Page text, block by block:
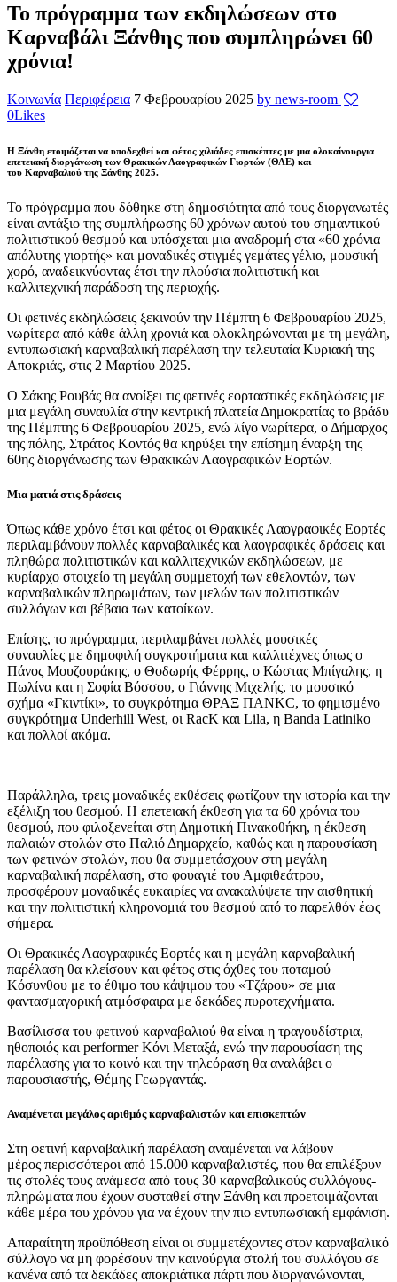
Το πρόγραμμα των εκδηλώσεων στο
Καρναβάλι Ξάνθης που συμπληρώνει 60
χρόνια!
Κοινωνία Περιφέρεια 7 Φεβρουαρίου 2025 by news-room
0Likes
Η Ξάνθη ετοιμάζεται να υποδεχθεί και φέτος χιλιάδες επισκέπτες με μια ολοκαίνουργια
επετειακή διοργάνωση των Θρακικών Λαογραφικών Γιορτών (ΘΛΕ) και
του Καρναβαλιού της Ξάνθης 2025.
Το πρόγραμμα που δόθηκε στη δημοσιότητα από τους διοργανωτές
είναι αντάξιο της συμπλήρωσης 60 χρόνων αυτού του σημαντικού
πολιτιστικού θεσμού και υπόσχεται μια αναδρομή στα «60 χρόνια
απόλυτης γιορτής» και μοναδικές στιγμές γεμάτες γέλιο, μουσική
χορό, αναδεικνύοντας έτσι την πλούσια πολιτιστική και
καλλιτεχνική παράδοση της περιοχής.
Οι φετινές εκδηλώσεις ξεκινούν την Πέμπτη 6 Φεβρουαρίου 2025,
νωρίτερα από κάθε άλλη χρονιά και ολοκληρώνονται με τη μεγάλη,
εντυπωσιακή καρναβαλική παρέλαση την τελευταία Κυριακή της
Αποκριάς, στις 2 Μαρτίου 2025.
Ο Σάκης Ρουβάς θα ανοίξει τις φετινές εορταστικές εκδηλώσεις με
μια μεγάλη συναυλία στην κεντρική πλατεία Δημοκρατίας το βράδυ
της Πέμπτης 6 Φεβρουαρίου 2025, ενώ λίγο νωρίτερα, ο Δήμαρχος
της πόλης, Στράτος Κοντός θα κηρύξει την επίσημη έναρξη της
60ης διοργάνωσης των Θρακικών Λαογραφικών Εορτών.
Μια ματιά στις δράσεις
Όπως κάθε χρόνο έτσι και φέτος οι Θρακικές Λαογραφικές Εορτές
περιλαμβάνουν πολλές καρναβαλικές και λαογραφικές δράσεις και
πληθώρα πολιτιστικών και καλλιτεχνικών εκδηλώσεων, με
κυρίαρχο στοιχείο τη μεγάλη συμμετοχή των εθελοντών, των
καρναβαλικών πληρωμάτων, των μελών των πολιτιστικών
συλλόγων και βέβαια των κατοίκων.
Επίσης, το πρόγραμμα, περιλαμβάνει πολλές μουσικές
συναυλίες με δημοφιλή συγκροτήματα και καλλιτέχνες όπως ο
Πάνος Μουζουράκης, ο Θοδωρής Φέρρης, ο Κώστας Μπίγαλης, η
Πωλίνα και η Σοφία Βόσσου, ο Γιάννης Μιχελής, το μουσικό
σχήμα «Γκιντίκι», το συγκρότημα ΘΡΑΞ ΠΑΝΚC, το φημισμένο
συγκρότημα Underhill West, οι RacK και Lila, η Banda Latiniko
και πολλοί ακόμα.
Παράλληλα, τρεις μοναδικές εκθέσεις φωτίζουν την ιστορία και την
εξέλιξη του θεσμού. Η επετειακή έκθεση για τα 60 χρόνια του
θεσμού, που φιλοξενείται στη Δημοτική Πινακοθήκη, η έκθεση
παλαιών στολών στο Παλιό Δημαρχείο, καθώς και η παρουσίαση
των φετινών στολών, που θα συμμετάσχουν στη μεγάλη
καρναβαλική παρέλαση, στο φουαγιέ του Αμφιθεάτρου,
προσφέρουν μοναδικές ευκαιρίες να ανακαλύψετε την αισθητική
και την πολιτιστική κληρονομιά του θεσμού από το παρελθόν έως
σήμερα.
Οι Θρακικές Λαογραφικές Εορτές και η μεγάλη καρναβαλική
παρέλαση θα κλείσουν και φέτος στις όχθες του ποταμού
Κόσυνθου με το έθιμο του κάψιμου του «Τζάρου» σε μια
φαντασμαγορική ατμόσφαιρα με δεκάδες πυροτεχνήματα.
Βασίλισσα του φετινού καρναβαλιού θα είναι η τραγουδίστρια,
ηθοπoιός και performer Κόνι Μεταξά, ενώ την παρουσίαση της
παρέλασης για το κοινό και την τηλεόραση θα αναλάβει ο
παρουσιαστής, Θέμης Γεωργαντάς.
Αναμένεται μεγάλος αριθμός καρναβαλιστών και επισκεπτών
Στη φετινή καρναβαλική παρέλαση αναμένεται να λάβουν
μέρος περισσότεροι από 15.000 καρναβαλιστές, που θα επιλέξουν
τις στολές τους ανάμεσα από τους 30 καρναβαλικούς συλλόγους-
πληρώματα που έχουν συσταθεί στην Ξάνθη και προετοιμάζονται
κάθε μέρα του χρόνου για να έχουν την πιο εντυπωσιακή εμφάνιση.
Απαραίτητη προϋπόθεση είναι οι συμμετέχοντες στον καρναβαλικό
σύλλογο να μη φορέσουν την καινούργια στολή του συλλόγου σε
κανένα από τα δεκάδες αποκριάτικα πάρτι που διοργανώνονται,